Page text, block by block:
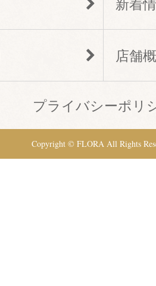
新着
店舗
プライバシーポリ
Copyright © FLORA All Rights